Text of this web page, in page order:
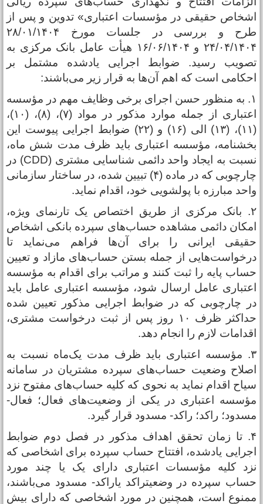
حقیقی در مؤسسات اعتباری» تدوین و پس از
طرح و بررسی در جلسات مورخ ۲۸/‌۰۱/‌۱۴۰۴
۲۴‌/۰۴‌/۱۴۰۴ و ۱۶‌/۰۶‌/۱۴۰۴ هیأت عامل بانک مرکزی به
رسید. ضوابط اجرایی یادشده مشتمل بر
است که اهم آن‌ها به قرار زیر می‌باشند:
۱. به منظور حسن اجرای برخی وظایف مهم در مؤسسه
اعتباری از جمله موارد مذکور در مواد (۷)، (۸)، (۱۰)،
(۱۱)، (۱۳) الی (۱۶) و (۲۲) ضوابط اجرایی پیوست این
مؤسسه اعتباری باید ظرف مدت شش ماه،
نسبت به ایجاد واحد دائمی شناسایی مشتری (CDD) در
چارچوبی که در ماده (۴) تبیین شده، در ساختار سازمانی
مبارزه با پولشویی خود، اقدام نماید.
۲. بانک مرکزی از طریق اختصاص یک تارنمای ویژه،
دائمی مشاهده حساب‌های سپرده بانکی اشخاص
ایرانی را برای آن‌ها فراهم می‌نماید تا
از جمله بستن حساب‌های مازاد و تعیین
پایه را ثبت کنند و مراتب برای اقدام به مؤسسه
عامل ارسال شود، مؤسسه اعتباری عامل باید
چارچوبی که در ضوابط اجرایی مذکور تعیین شده
حداکثر ظرف ۱۰ روز پس از ثبت درخواست مشتری،
لازم را انجام دهد.
۳. مؤسسه اعتباری باید ظرف مدت یک‌ماه نسبت به
وضعیت حساب‌های سپرده مشتریان در سامانه
اقدام نماید به نحوی که کلیه حساب‌های مفتوح نزد
اعتباری در یکی از وضعیت‌های فعال؛ فعال‌-
راکد؛ راکد‌- مسدود قرار گیرد.
۴. تا زمان تحقق اهداف مذکور در فصل دوم ضوابط
یادشده، افتتاح حساب سپرده برای اشخاصی که
کلیه مؤسسات اعتباری دارای یک یا چند مورد
سپرده در وضعیتراکد یاراکد‌- مسدود می‌باشند،
است، همچنین در مورد اشخاصی که دارای بیش